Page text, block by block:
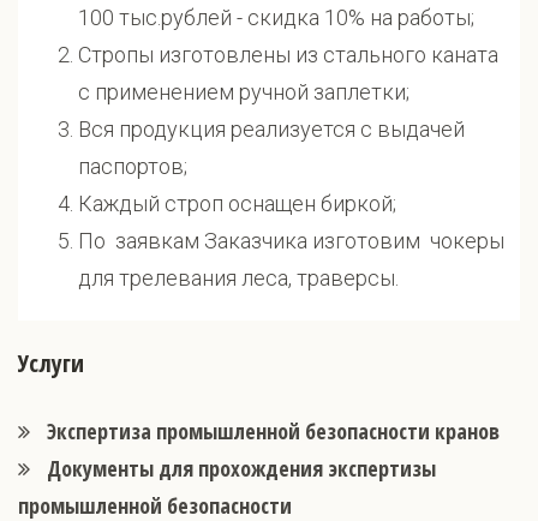
100 тыс.рублей - скидка 10% на работы;
Стропы изготовлены из стального каната
с применением ручной заплетки;
Вся продукция реализуется с выдачей
паспортов;
Каждый строп оснащен биркой;
По заявкам Заказчика изготовим чокеры
для трелевания леса, траверсы.
Услуги
Экспертиза промышленной безопасности кранов
Документы для прохождения экспертизы
промышленной безопасности